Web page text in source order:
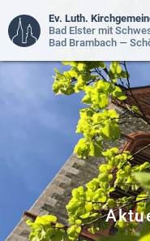
Ev. Luth.
Bad Elster mit
Bad Brambach —